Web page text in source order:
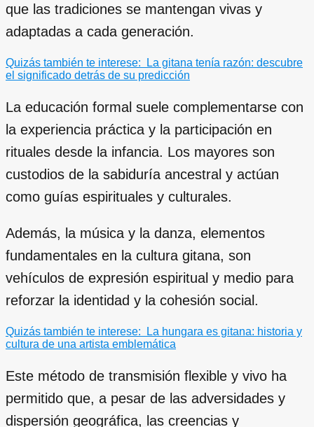
que las tradiciones se mantengan vivas y
adaptadas a cada generación.
Quizás también te interese:
La gitana tenía razón: descubre
el significado detrás de su predicción
La educación formal suele complementarse con
la experiencia práctica y la participación en
rituales desde la infancia. Los mayores son
custodios de la sabiduría ancestral y actúan
como guías espirituales y culturales.
Además, la música y la danza, elementos
fundamentales en la cultura gitana, son
vehículos de expresión espiritual y medio para
reforzar la identidad y la cohesión social.
Quizás también te interese:
La hungara es gitana: historia y
cultura de una artista emblemática
Este método de transmisión flexible y vivo ha
permitido que, a pesar de las adversidades y
dispersión geográfica, las creencias y